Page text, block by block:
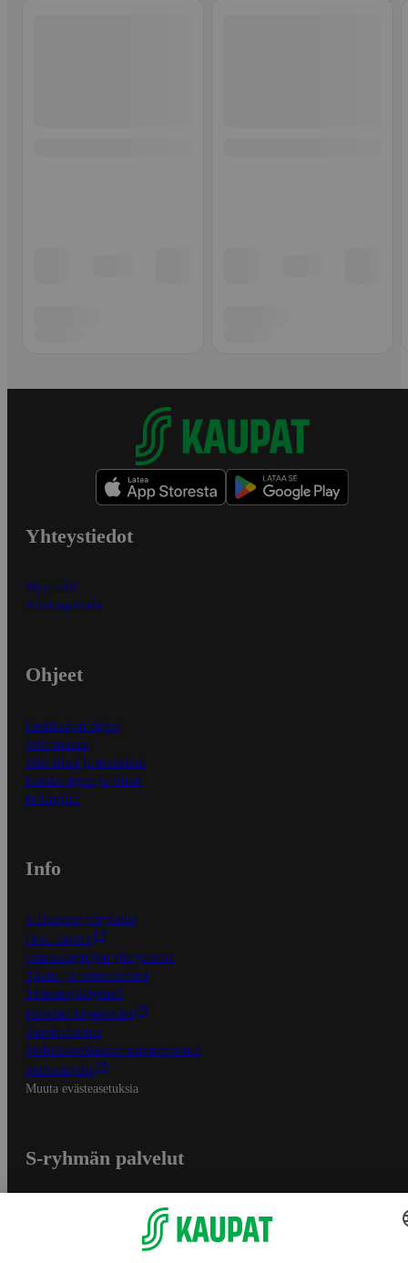
Yhteystiedot
Myymälät
Asiakaspalvelu
Ohjeet
Ensitilaajan ohjeet
Näin maksat
Näin tilaat ja muokkaat
Kaikki ohjeet ja vinkit
In English
Info
S-Business yrityksille
Oiva-raportit
Osuuskauppojen yhteystiedot
Tilaus- ja toimitusehdot
Tietosuojakäytäntö
Palvelun käyttöehdot
Saavutettavuus
Mobiilisovelluksen saavutettavuus
Mainostajalle
Muuta evästeasetuksia
S-ryhmän palvelut
Yhteishyvä Ruoka -sovellus